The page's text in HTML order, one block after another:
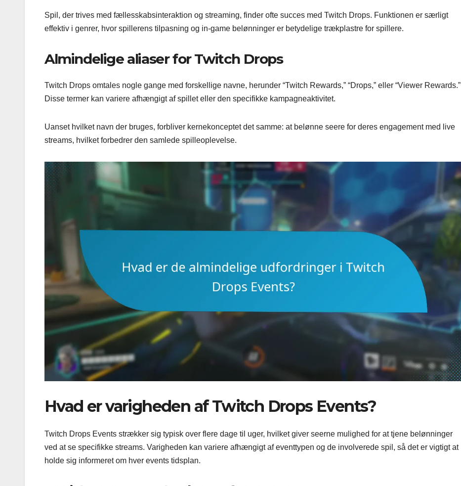
Spil, der trives med fællesskabsinteraktion og streaming, finder ofte succes med Twitch Drops. Funktionen er særligt
effektiv i genrer, hvor spillerens tilpasning og in-game belønninger er betydelige trækplastre for spillere.
Almindelige aliaser for Twitch Drops
Twitch Drops omtales nogle gange med forskellige navne, herunder “Twitch Rewards,” “Drops,” eller “Viewer Rewards.”
Disse termer kan variere afhængigt af spillet eller den specifikke kampagneaktivitet.
Uanset hvilket navn der bruges, forbliver kernekonceptet det samme: at belønne seere for deres engagement med live
streams, hvilket forbedrer den samlede spilleoplevelse.
Hvad er varigheden af Twitch Drops Events?
Twitch Drops Events strækker sig typisk over flere dage til uger, hvilket giver seerne mulighed for at tjene belønninger
ved at se specifikke streams. Varigheden kan variere afhængigt af eventtypen og de involverede spil, så det er vigtigt at
holde sig informeret om hver events tidsplan.